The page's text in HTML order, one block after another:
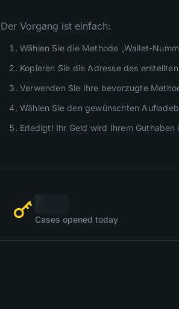
Der Vorgang ist einfach:
Wählen Sie die Methode „Wallet-
Kopieren Sie die Adresse des
Verwenden Sie Ihre bevorzugte
Wählen Sie den gewünschten
Erledigt! Ihr Geld wird Ihrem
Cases opened today